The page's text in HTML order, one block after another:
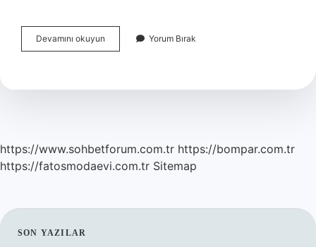
Devamını okuyun Herkesin
Ikiz
Mı
Yorum Bırak
https://www.sohbetforum.com.tr https://bompar.com.tr
https://fatosmodaevi.com.tr Sitemap
SON YAZILAR